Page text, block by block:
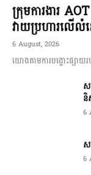
ក្រុមការងារ
វាយប្រហារលើលំ
6 August, 2026
យោងតាមការបង្ហោះផ្សាយ
និ
6
ស
6